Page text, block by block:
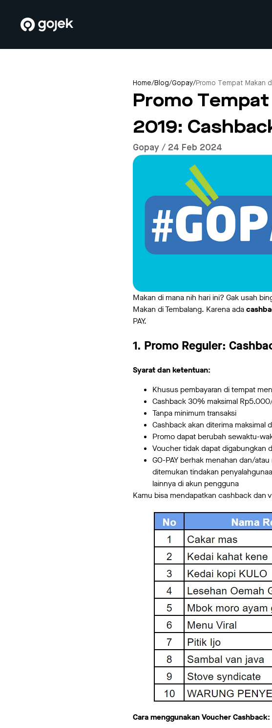
Home/Blog/Gopay/Promo Tempat Makan
Promo
2019:
Gopay / 24 Feb 2024
Makan di mana nih hari ini? Gak usah
Makan di Tembalang. Karena ada
PAY.
1. Promo Reguler:
Syarat dan ketentuan:
Khusus pembayaran di tempat
Cashback 30% maksimal
Tanpa minimum transaksi
Cashback akan diterima maksimal
Promo dapat berubah sewaktu-
Voucher tidak dapat digabungkan
GO-PAY berhak menahan dan/
ditemukan tindakan
lainnya di akun pengguna
Kamu bisa mendapatkan cashback dan
Cara menggunakan Voucher Cashback: